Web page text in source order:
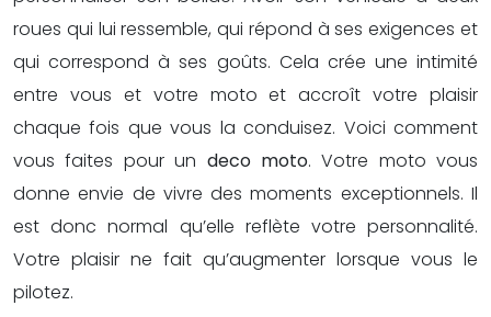
roues qui lui ressemble, qui répond à ses exigences et
qui correspond à ses goûts. Cela crée une intimité
entre vous et votre moto et accroît votre plaisir
chaque fois que vous la conduisez. Voici comment
vous faites pour un deco moto. Votre moto vous
donne envie de vivre des moments exceptionnels. Il
est donc normal qu’elle reflète votre personnalité.
Votre plaisir ne fait qu’augmenter lorsque vous le
pilotez.